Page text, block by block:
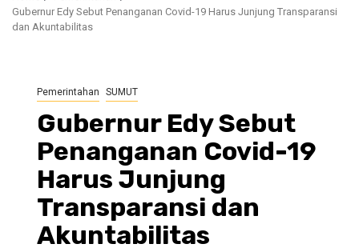
Gubernur Edy Sebut Penanganan Covid-19 Harus Junjung Transparansi
dan Akuntabilitas
Pemerintahan SUMUT
Gubernur Edy Sebut
Penanganan Covid-19
Harus Junjung
Transparansi dan
Akuntabilitas